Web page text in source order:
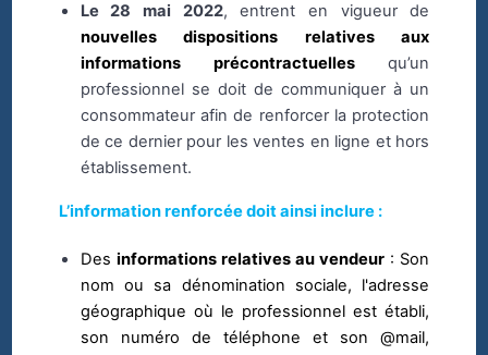
Le 28 mai 2022, entrent en vigueur de
nouvelles dispositions relatives aux
informations précontractuellesqu’un
professionnel se doit de communiquer à un
consommateur afin de renforcer la protection
de ce dernier pour les ventes en ligne et hors
établissement.
L’information renforcée doit ainsi inclure :
Des informations relatives au vendeur : Son
nom ou sa dénomination sociale, l'adresse
géographique où le professionnel est établi,
son numéro de téléphone et son @mail,